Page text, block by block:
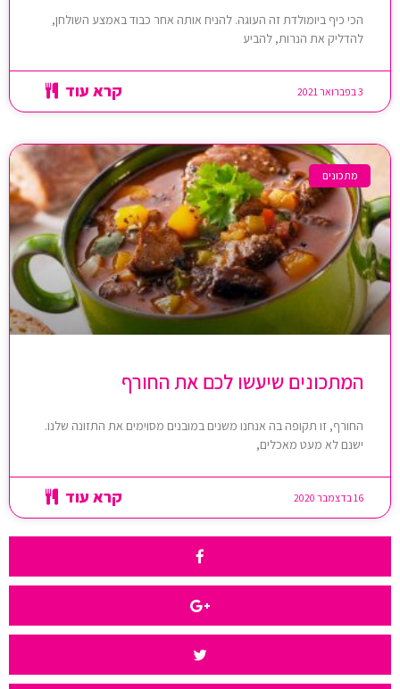
הכי כיף ביומולדת זה העוגה. להניח אותה אחר כבוד באמצע השולחן,
להדליק את הנרות, להביע
קרא עוד 3 בפברואר 2021
מתכונים
המתכונים שיעשו לכם את החורף
החורף, זו תקופה בה אנחנו משנים במובנים מסוימים את התזונה שלנו.
ישנם לא מעט מאכלים,
קרא עוד 16 בדצמבר 2020